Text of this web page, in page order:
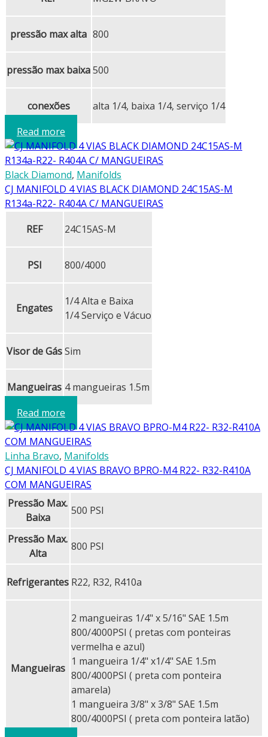
pressão max alta 800
pressão max baixa500
conexões
alta 1/4, baixa 1/4, serviço 1/4
Read more
Black Diamond, Manifolds
CJ MANIFOLD 4 VIAS BLACK DIAMOND 24C15AS-M
R134a-R22- R404A C/ MANGUEIRAS
REF
24C15AS-M
PSI 800/4000
Engates
1/4 Alta e Baixa
1/4 Serviço e Vácuo
Visor de GásSim
Mangueiras 4 mangueiras 1.5m
Read more
Linha Bravo, Manifolds
CJ MANIFOLD 4 VIAS BRAVO BPRO-M4 R22- R32-R410A
COM MANGUEIRAS
Pressão Max.
Baixa
500 PSI
Pressão Max.
Alta
800 PSI
Refrigerantes R22, R32, R410a
Mangueiras
2 mangueiras 1/4" x 5/16" SAE 1.5m
800/4000PSI ( pretas com ponteiras
vermelha e azul)
1 mangueira 1/4" x1/4" SAE 1.5m
800/4000PSI ( preta com ponteira
amarela)
1 mangueira 3/8" x 3/8" SAE 1.5m
800/4000PSI ( preta com ponteira latão)